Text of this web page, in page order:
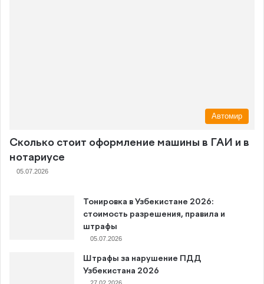
Автомир
Сколько стоит оформление машины в ГАИ и в
нотариусе
05.07.2026
Тонировка в Узбекистане 2026:
стоимость разрешения, правила и
штрафы
05.07.2026
Штрафы за нарушение ПДД
Узбекистана 2026